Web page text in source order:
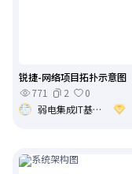
锐捷-网络项目拓扑示意图
771
2
0
弱电集成IT基础架构运维